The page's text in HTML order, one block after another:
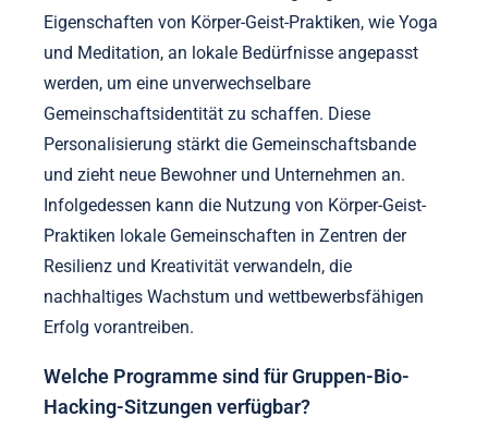
Eigenschaften von Körper-Geist-Praktiken, wie Yoga
und Meditation, an lokale Bedürfnisse angepasst
werden, um eine unverwechselbare
Gemeinschaftsidentität zu schaffen. Diese
Personalisierung stärkt die Gemeinschaftsbande
und zieht neue Bewohner und Unternehmen an.
Infolgedessen kann die Nutzung von Körper-Geist-
Praktiken lokale Gemeinschaften in Zentren der
Resilienz und Kreativität verwandeln, die
nachhaltiges Wachstum und wettbewerbsfähigen
Erfolg vorantreiben.
Welche Programme sind für Gruppen-Bio-
Hacking-Sitzungen verfügbar?